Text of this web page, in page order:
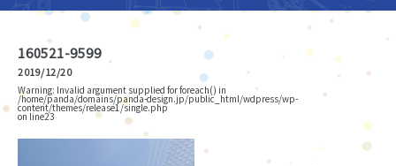
160521-9599
2019/12/20
Warning: Invalid argument supplied for foreach() in
/home/panda/domains/panda-design.jp/public_html/wdpress/wp-
content/themes/release1/single.php
on line23